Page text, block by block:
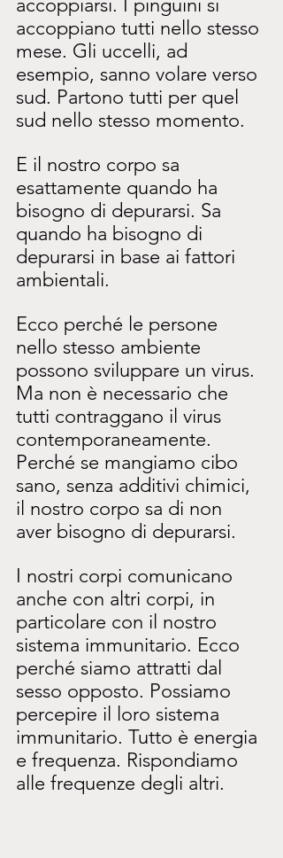
accoppiano tutti nello stesso
mese. Gli uccelli, ad
esempio, sanno volare verso
sud. Partono tutti per quel
sud nello stesso momento.
E il nostro corpo sa
esattamente quando ha
bisogno di depurarsi. Sa
quando ha bisogno di
depurarsi in base ai fattori
ambientali.
Ecco perché le persone
nello stesso ambiente
possono sviluppare un virus.
Ma non è necessario che
tutti contraggano il virus
contemporaneamente.
Perché se mangiamo cibo
sano, senza additivi chimici,
il nostro corpo sa di non
aver bisogno di depurarsi.
I nostri corpi comunicano
anche con altri corpi, in
particolare con il nostro
sistema immunitario. Ecco
perché siamo attratti dal
sesso opposto. Possiamo
percepire il loro sistema
immunitario. Tutto è energia
e frequenza. Rispondiamo
alle frequenze degli altri.